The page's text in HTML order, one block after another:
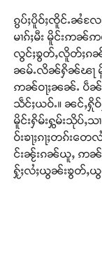
ၵွပ်ႈပိူဝ်ႈၸိူင်ႉၼႆလ
မၢၵ်ႈမီး မိူင်းဢၼ်
လွင်ႈၶွတ်ႇလိူတ်ႈၵၼ်
ၼမ်ႉလိၼ်ႁိၼ်ၽႃ မိူ
ဢၼ်ဝႃႈၼၼ်ႉ ပဵၼ်
သဵင်ႈယဝ်ႉ။ ၼင်ႇႁို
မိူင်းႁိမ်းႁွမ်းသိုပ်ႇ
ဝ်းၶႃႈၵႃႈတၵ်းတ
င်းၼႂ်းၵၼ်ယူႇ ဢၼ်
ႁႂ်ႈလႆႈယွၼ်းၶွတ်ႇယွတ်